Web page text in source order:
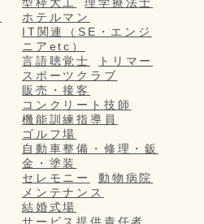
ホテルマン
IT関連（SE・エンジ
ニアetc）
言語聴覚士
トリマー
スポーツクラブ
販売・接客
コンクリート技師
機能訓練指導員
ゴルフ場
自動車整備・修理・鈑
金・塗装
セレモニー
動物病院
メンテナンス
結婚式場
サービス提供責任者